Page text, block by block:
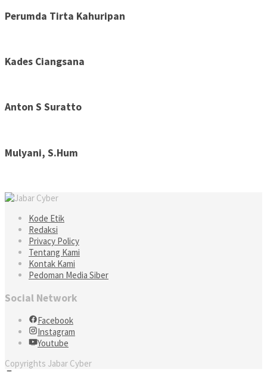
Perumda Tirta Kahuripan
Kades Ciangsana
Anton S Suratto
Mulyani, S.Hum
Kode Etik
Redaksi
Privacy Policy
Tentang Kami
Kontak Kami
Pedoman Media Siber
Social Network
Facebook
Instagram
Youtube
Copyrights Jabar Cyber